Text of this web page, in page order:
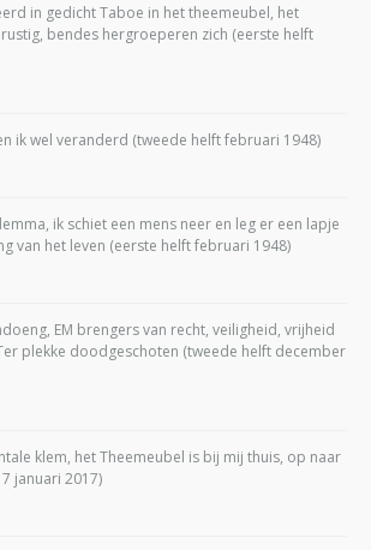
in gedicht Taboe in het theemeubel, het
bendes hergroeperen zich (eerste helft
ik wel veranderd (tweede helft februari 1948)
ik schiet een mens neer en leg er een lapje
van het leven (eerste helft februari 1948)
EM brengers van recht, veiligheid, vrijheid
plekke doodgeschoten (tweede helft december
klem, het Theemeubel is bij mij thuis, op naar
januari 2017)